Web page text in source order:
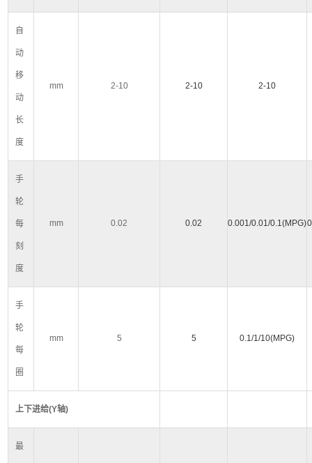
自
动
移
动
长
度
mm 2-10 2-10 2-10
手
轮
每
刻
度
mm 0.02 0.02 0.001/0.01/0.1(MPG)
手
轮
每
圈
mm 5 5 0.1/1/10(MPG)
上下进给(Y轴)
最